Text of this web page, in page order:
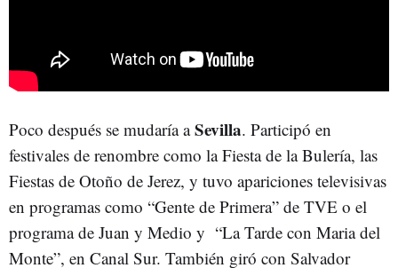
Poco después se mudaría aSevilla. Participó en
festivales de renombre como la Fiesta de la Bulería, las
Fiestas de Otoño de Jerez, y tuvo apariciones televisivas
en programas como “Gente de Primera” de TVE o el
programa de Juan y Medio y “La Tarde con Maria del
Monte”, en Canal Sur. También giró con Salvador